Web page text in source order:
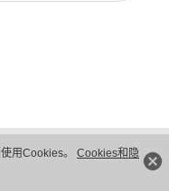
用Cookies。 Cookies和隐
一切权利。粤A2-20044005号